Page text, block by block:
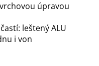
úpravou
leštený ALU
i von